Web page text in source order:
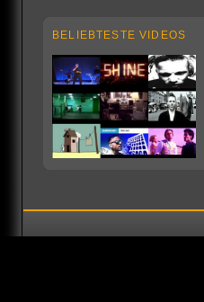
BELIEBTESTE VIDEOS